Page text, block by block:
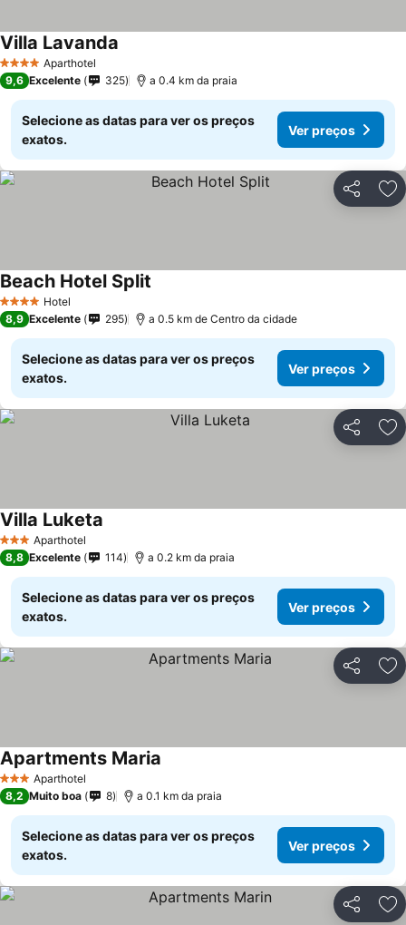
4 EstrelasAparthotel
Villa Lavanda
9,6 Excelente 325 a 0.4 km da praia
Selecione as datas para ver os preços
exatos.
Ver preços
Partilhar
4 EstrelasHotel
Beach Hotel Split
8,9 Excelente 295 a 0.5 km de Centro da cidade
Selecione as datas para ver os preços
exatos.
Ver preços
Partilhar
3 EstrelasAparthotel
Villa Luketa
8,8 Excelente 114 a 0.2 km da praia
Selecione as datas para ver os preços
exatos.
Ver preços
Partilhar
3 EstrelasAparthotel
Apartments Maria
8,2 Muito boa 8 a 0.1 km da praia
Selecione as datas para ver os preços
exatos.
Ver preços
Partilhar